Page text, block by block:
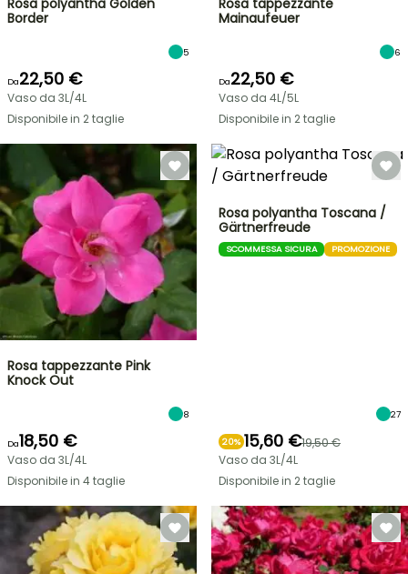
Rosa polyantha Golden
Border
5
Da22,50 €
Vaso da 3L/4L
Disponibile in 2 taglie
Rosa tappezzante
Mainaufeuer
6
Da22,50 €
Vaso da 4L/5L
Disponibile in 2 taglie
Rosa tappezzante Pink
Knock Out
8
Da18,50 €
Vaso da 3L/4L
Disponibile in 4 taglie
Rosa polyantha Toscana /
Gärtnerfreude
SCOMMESSA SICURA PROMOZIONE
27
20% 15,60 €19,50 €
Vaso da 3L/4L
Disponibile in 2 taglie